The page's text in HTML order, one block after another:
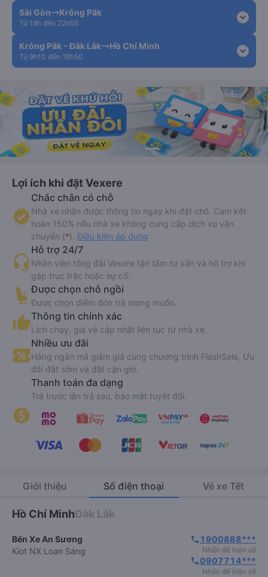
Sài Gòn Krông Pắk
Từ 19h đến 22h55 expand_more
Krông Pắk - Đắk Lắk Hồ Chí Minh
Từ 9h10 đến 18h50 expand_more
Lợi ích khi đặt Vexere
Chắc chắn có chỗ
Nhà xe nhận được thông tin ngay khi đặt chỗ. Cam kết
hoàn 150% nếu nhà xe không cung cấp dịch vụ vận
chuyển (*). Điều kiện áp dụng
Hỗ trợ 24/7
Nhân viên tổng đài Vexere tận tâm tư vấn và hỗ trợ khi
gặp trục trặc hoặc sự cố.
Được chọn chỗ ngồi
Được chọn điểm đón trả mong muốn.
Thông tin chính xác
Lịch chạy, giá vé cập nhật liên tục từ nhà xe.
Nhiều ưu đãi
Hàng ngàn mã giảm giá cùng chương trình FlashSale, Ưu
đãi đặt sớm và đặt cận giờ.
Thanh toán đa dạng
Trả trước lẫn trả sau, bảo mật tuyệt đối.
Giới thiệu Số điện thoại Vé xe Tết
Hồ Chí MinhĐắk Lắk
Bến Xe An Sương
Kiot NX Loan Sáng
phone 1900888***
Nhấn để hiện số
phone0907714***
Nhấn để hiện số